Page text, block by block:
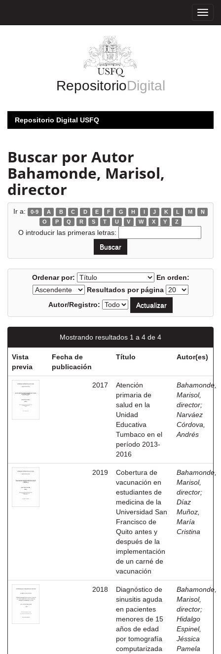
RepositorioDigital
Repositorio Digital USFQ
Buscar por Autor
Bahamonde, Marisol,
director
Ir a: 0-9 A B C D E F G H I J K L M
N
O
P Q R S T U V W X Y Z
O introducir las primeras letras:
Ordenar por:
En orden:
Resultados por página
Autor/Registro:
Mostrando resultados 1 a 4 de 4
Vista
previa
Fecha de
publicación
Título Autor(es)
2017
Atención
primaria de
salud en la
Unidad
Educativa
Tumbaco en el
período 2013-
2016
Bahamonde,
Marisol,
director;
Narváez
Córdova,
Andrés
2019
Cobertura de
vacunación en
estudiantes de
medicina de la
Universidad San
Francisco de
Quito antes y
después de la
implementación
de un carné de
vacunación
Bahamonde,
Marisol,
director;
Díaz
Muñoz,
María
Cristina
2018
Diagnóstico de
sinusitis aguda
en pacientes
menores de 15
años de edad
por tomografía
computarizada
Bahamonde,
Marisol,
director;
Hidalgo
Espinel,
Jéssica
Pamela